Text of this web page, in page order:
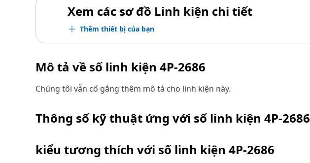
Xem các sơ đồ Linh kiện chi tiết
Thêm thiết bị của bạn
Mô tả về số linh kiện 4P-2686
Chúng tôi vẫn cố gắng thêm mô tả cho linh kiện này.
Thông số kỹ thuật ứng với số linh kiện 4P-2686
kiểu tương thích với số linh kiện 4P-2686